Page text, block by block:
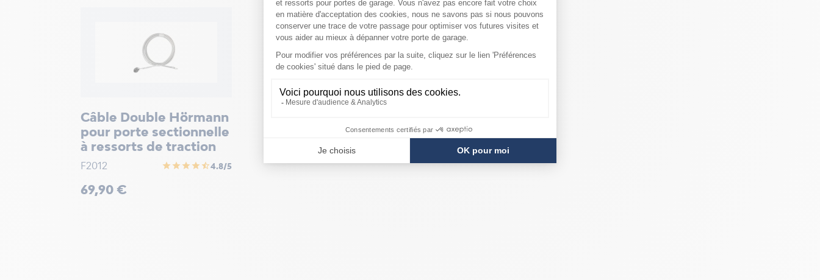
Câble Double Hörmann
pour porte sectionnelle
à ressorts de traction
F2012 star star star star star_half4.8/5
Prix
69,90 €